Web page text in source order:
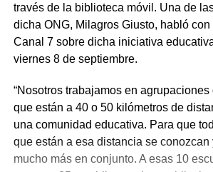
través de la biblioteca móvil. Una de
dicha ONG, Milagros Giusto, habló con
Canal 7 sobre dicha iniciativa
viernes 8 de septiembre.
“Nosotros trabajamos en
que están a 40 o 50 kilómetros de
una comunidad educativa. Para que
que están a esa distancia se conozcan
mucho más en conjunto. A esas 10